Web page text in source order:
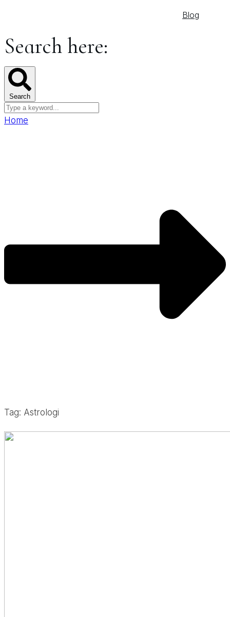
Blog
Search here:
Search
Home
Tag: Astrologi